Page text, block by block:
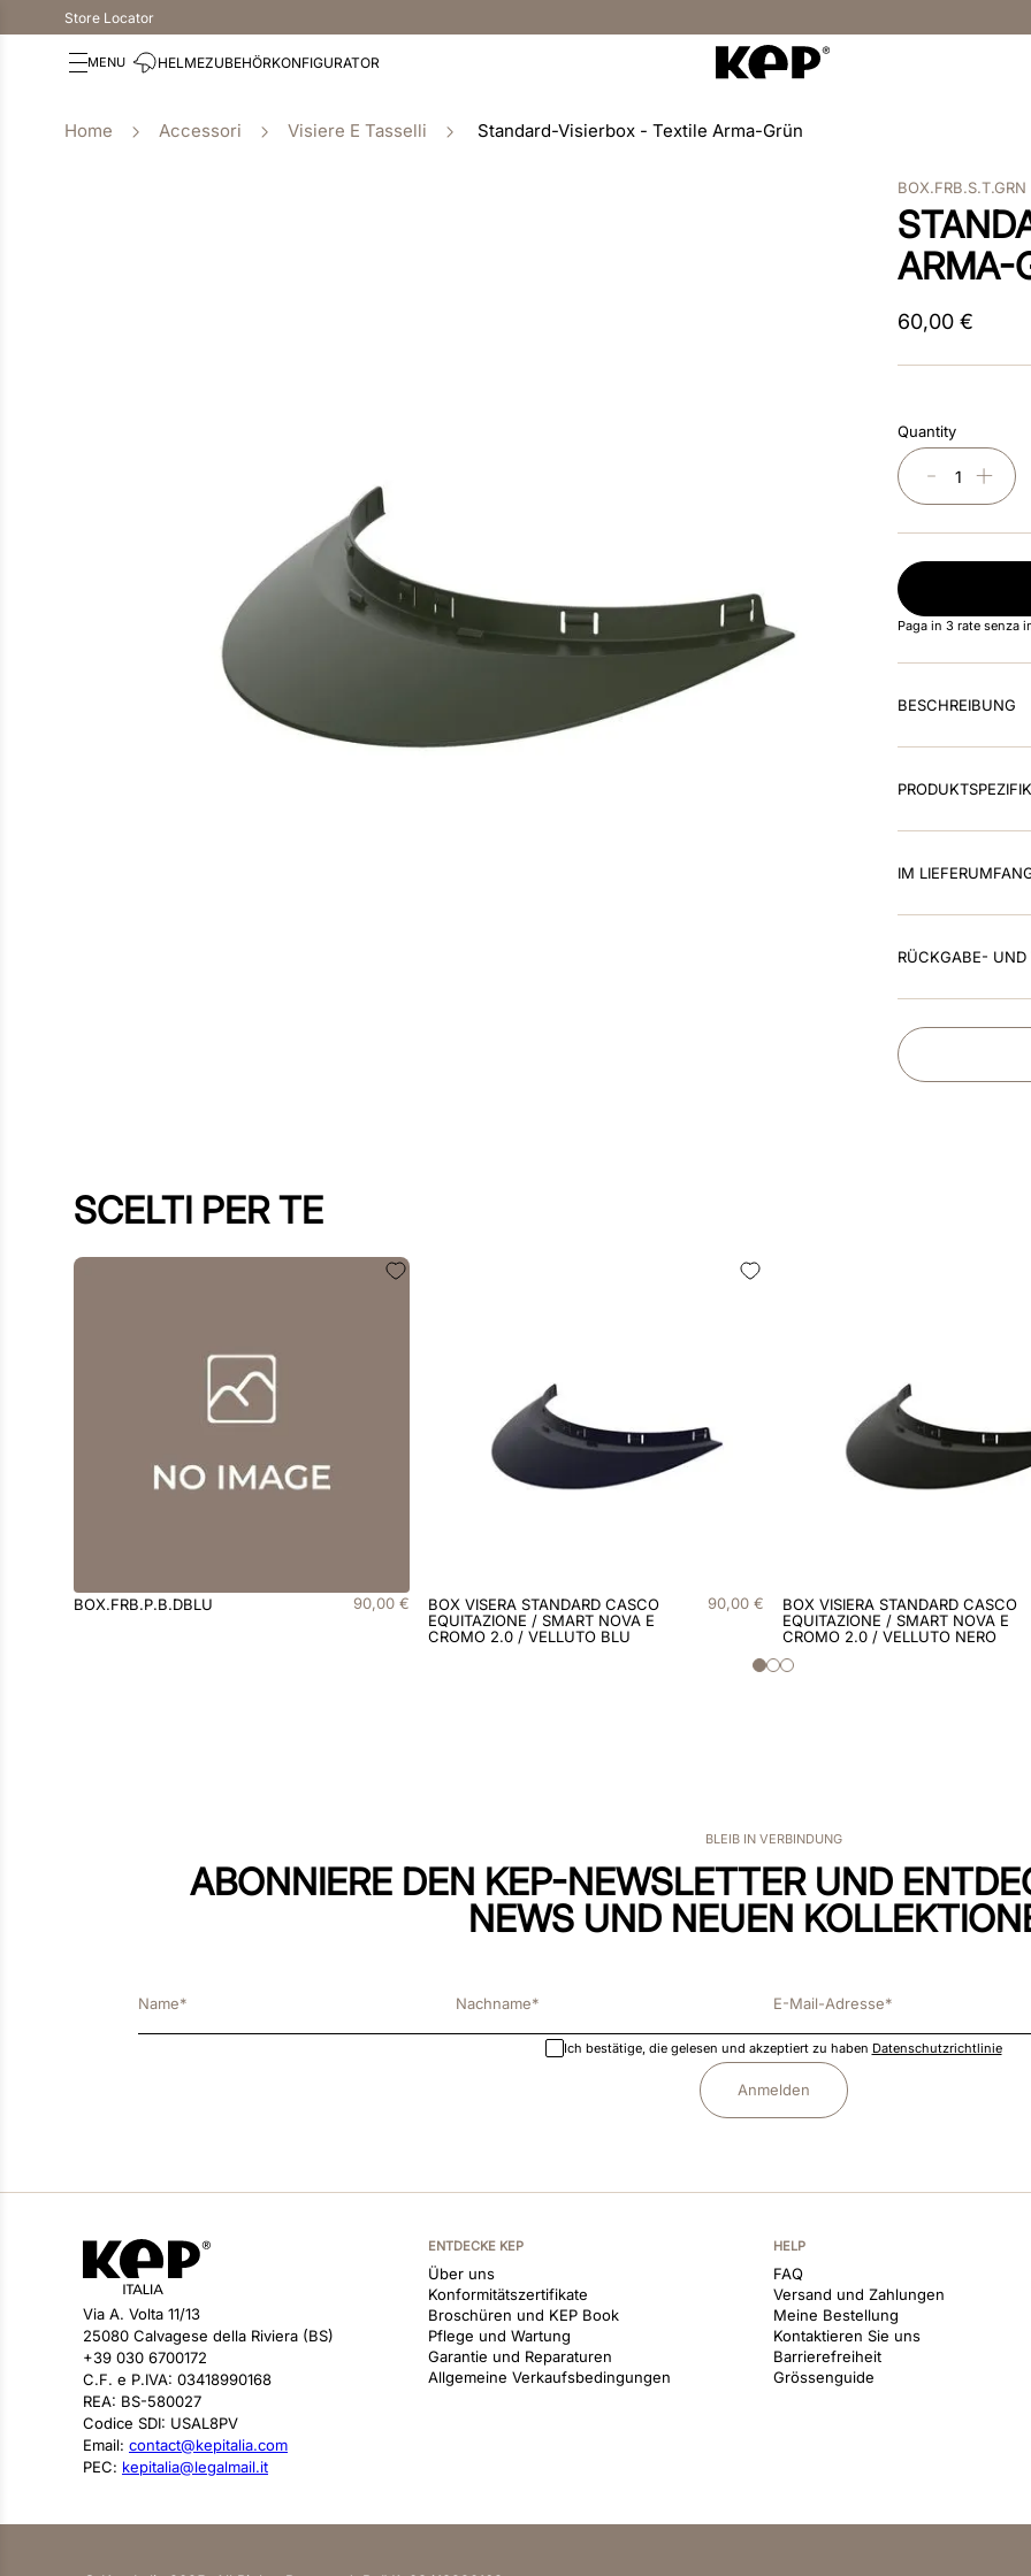
Store Locator
HELMEZUBEHÖRKONFIGURATOR
Accessori Visiere E Tasselli Standard-Visierbox - Textile Arma-Grün
BOX.FRB.S.T.GRN
ARMA-
60,00 €
Quantity
＋
－
Paga in 3 rate senza
BESCHREIBUNG
IM
RÜCKGABE- UND
SCELTI PER TE
BOX.FRB.P.B.DBLU 90,00 €
BOX VISERA STANDARD CASCO
EQUITAZIONE / SMART NOVA E
CROMO 2.0 / VELLUTO BLU
90,00 €
BOX VISIERA STANDARD CASCO
EQUITAZIONE / SMART NOVA E
CROMO 2.0 / VELLUTO NERO
BLEIB IN VERBINDUNG
ABONNIERE DEN KEP-NEWSLETTER UND
NEWS UND NEUEN
Ich bestätige, die gelesen und akzeptiert zu haben Datenschutzrichtlinie
Anmelden
Via A. Volta 11/13
25080 Calvagese della Riviera (BS)
+39 030 6700172
C.F. e P.IVA: 03418990168
REA: BS-580027
Codice SDI: USAL8PV
Email: contact@kepitalia.com
PEC: kepitalia@legalmail.it
ENTDECKE KEP
Über uns
Konformitätszertifikate
Broschüren und KEP Book
Pflege und Wartung
Garantie und Reparaturen
Allgemeine Verkaufsbedingungen
HELP
FAQ
Versand und Zahlungen
Meine Bestellung
Kontaktieren Sie uns
Barrierefreiheit
Grössenguide